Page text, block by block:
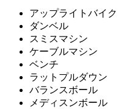
アップライトバイク
ダンベル
スミスマシン
ケーブルマシン
ベンチ
ラットプルダウン
バランスボール
メディスンボール